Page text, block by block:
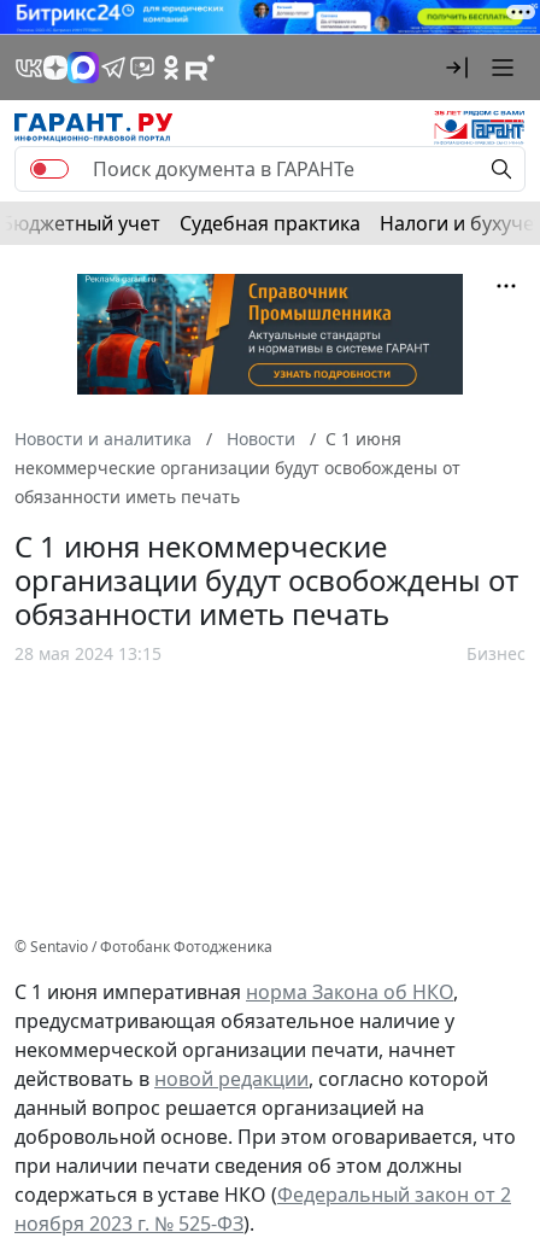
Бюджетный учет Судебная практика Налоги и
Новости и аналитика Новости
С 1 июня
некоммерческие организации будут освобождены от
обязанности иметь печать
С 1 июня некоммерческие
организации будут освобождены от
обязанности иметь печать
28 мая 2024 13:15 Бизнес
© Sentavio / Фотобанк Фотодженика
С 1 июня императивная норма Закона об НКО,
предусматривающая обязательное наличие у
некоммерческой организации печати, начнет
действовать в новой редакции, согласно которой
данный вопрос решается организацией на
добровольной основе. При этом оговаривается, что
при наличии печати сведения об этом должны
содержаться в уставе НКО (Федеральный закон от 2
ноября 2023 г. № 525-ФЗ).